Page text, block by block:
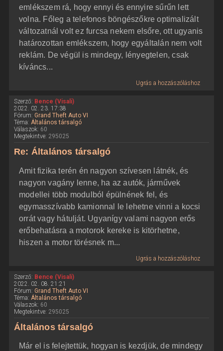
emlékszem rá, hogy ennyi és ennyire sűrűn lett
volna. Főleg a telefonos böngészőkre optimalizált
változatnál volt ez furcsa nekem elsőre, ott ugyanis
határozottan emlékszem, hogy egyáltalán nem volt
reklám. De végül is mindegy, lényegtelen, csak
kíváncs...
Ugrás a hozzászóláshoz
Szerző: Bence (Visali)
2022. 02. 23. 17:38
Fórum: Grand Theft Auto VI
Téma: Általános társalgó
Válaszok: 60
Megtekintve: 295025
Re: Általános társalgó
Amit fizika terén én nagyon szívesen látnék, és
nagyon vagány lenne, ha az autók, járművek
modellei több modulból épülnének fel, és
egymasszívabb kamionnal le lehetne vinni a kocsi
orrát vagy hátulját. Ugyanígy valami nagyon erős
erőbehatásra a motorok kereke is kitörhetne,
hiszen a motor törésnek m...
Ugrás a hozzászóláshoz
Szerző: Bence (Visali)
2022. 02. 08. 21:21
Fórum: Grand Theft Auto VI
Téma: Általános társalgó
Válaszok: 60
Megtekintve: 295025
Általános társalgó
Már el is felejtettük, hogyan is kezdjük, de mindegy